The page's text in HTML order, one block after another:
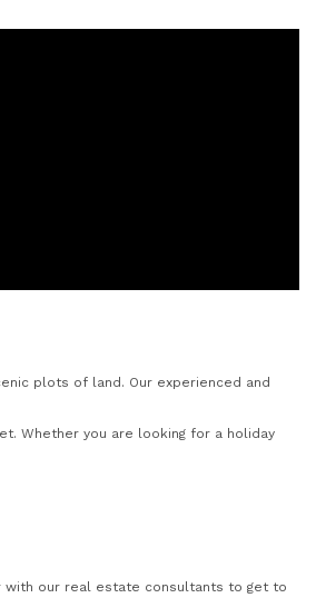
plots of land. Our experienced and
Whether you are looking for a holiday
with our real estate consultants to get to